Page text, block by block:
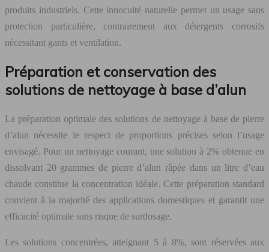
produits industriels. Cette innocuité naturelle permet un usage sans
protection particulière, contrairement aux détergents corrosifs
nécessitant gants et ventilation.
Préparation et conservation des
solutions de nettoyage à base d’alun
La préparation optimale des solutions de nettoyage à base de pierre
d’alun nécessite le respect de proportions précises selon l’usage
envisagé. Pour un nettoyage courant, une solution à 2% obtenue en
dissolvant 20 grammes de pierre d’alun râpée dans un litre d’eau
chaude constitue la concentration idéale. Cette préparation standard
convient à la majorité des applications domestiques et garantit une
efficacité optimale sans risque de surdosage.
Les solutions concentrées, atteignant 5 à 8%, sont réservées aux